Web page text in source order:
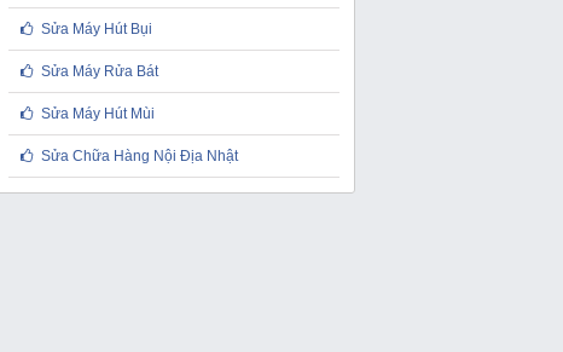
Sửa Máy Hút Bụi
Sửa Máy Rửa Bát
Sửa Máy Hút Mùi
Sửa Chữa Hàng Nội Địa Nhật